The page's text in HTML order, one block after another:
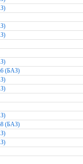
(БАЗ)
(БАЗ)